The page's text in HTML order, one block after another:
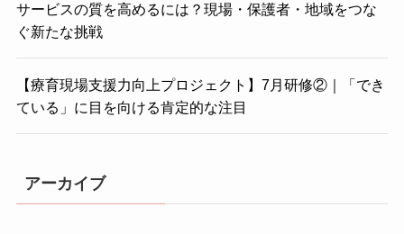
サービスの質を高めるには？現場・保護者・地域をつな
ぐ新たな挑戦
【療育現場支援力向上プロジェクト】7月研修②｜「でき
ている」に目を向ける肯定的な注目
アーカイブ